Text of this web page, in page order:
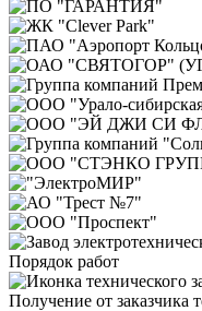
Порядок работ
Получение от заказчика